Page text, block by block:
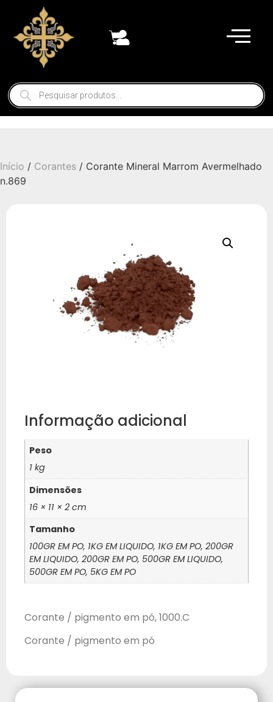
Início / Corantes / Corante Mineral Marrom Avermelhado
n.869
Informação adicional
Peso
1 kg
Dimensões
16 × 11 × 2 cm
Tamanho
100GR EM PO, 1KG EM LIQUIDO, 1KG EM PO, 200GR
EM LIQUIDO, 200GR EM PO, 500GR EM LIQUIDO,
500GR EM PO, 5KG EM PO
Corante / pigmento em pó, 1000.C
Corante / pigmento em pó